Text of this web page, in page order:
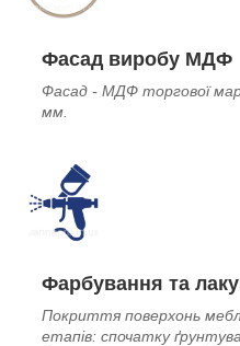
Фасад виробу МДФ
Фасад - МДФ торгової
мм.
Фарбування та
Покриття поверхонь
етапів: спочатку